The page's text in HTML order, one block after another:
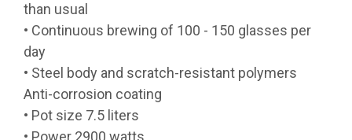
than usual
• Continuous brewing of 100 - 150 glasses per
day
• Steel body and scratch-resistant polymers
Anti-corrosion coating
• Pot size 7.5 liters
• Power 2900 watts